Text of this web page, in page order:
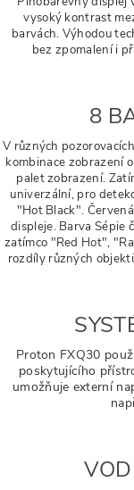
vysoký kontrast
barvách. Výhodou
bez zpomalení i
8
V různých
kombinace zobrazení
palet zobrazení.
univerzální, pro
"Hot Black".
displeje. Barva Sépie
zatímco "Red Hot",
rozdíly různých
Proton FXQ30
poskytujícího
umožňuje externí